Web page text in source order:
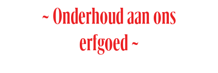
~ Onderhoud aan ons
erfgoed ~